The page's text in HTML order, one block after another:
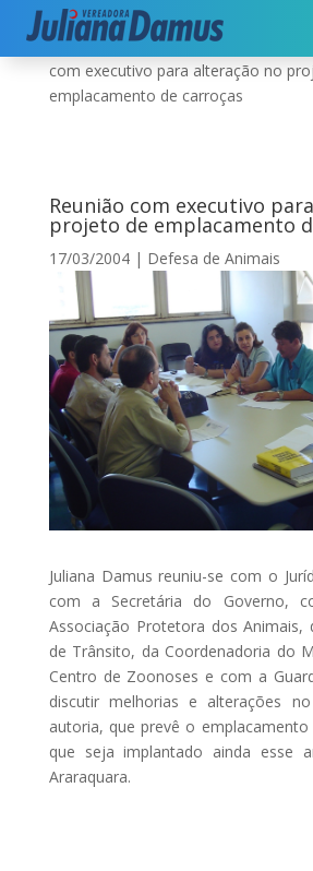
Início|Meio Ambiente|
com executivo para alteração no
emplacamento de carroças
Reunião com executivo
projeto de emplacamento
17/03/2004| Defesa de Animais
Juliana Damus reuniu-se com o
com a Secretária do Governo,
Associação Protetora dos Animais,
de Trânsito, da Coordenadoria do
Centro de Zoonoses e com a
discutir melhorias e alterações
autoria, que prevê o
que seja implantado ainda esse
Araraquara.